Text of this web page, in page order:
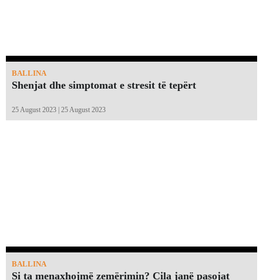
BALLINA
Shenjat dhe simptomat e stresit të tepërt
25 August 2023 | 25 August 2023
BALLINA
Si ta menaxhojmë zemërimin? Cila janë pasojat